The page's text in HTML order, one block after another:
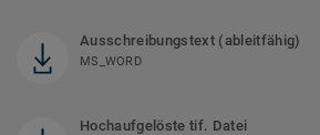
Ausschreibungstext (ableitfähig)
MS_WORD
Hochaufgelöste tif. Datei